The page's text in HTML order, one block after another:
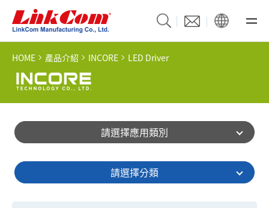
HOME 產品介紹 INCORE LED Driver
請選擇應用類別
請選擇分類